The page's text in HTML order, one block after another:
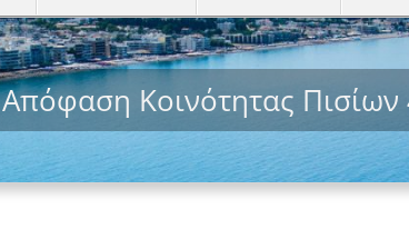
Απόφαση Κοινότητας